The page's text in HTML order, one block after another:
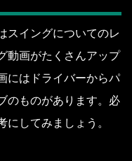
スイングについてのレ
動画がたくさんアップ
にはドライバーからパ
のものがあります。必
してみましょう。